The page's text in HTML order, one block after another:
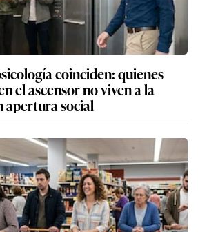
coinciden: quienes
el ascensor no viven a la
apertura social